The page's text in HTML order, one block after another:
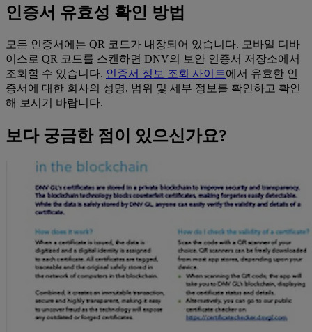
인증서 유효성 확인 방법
모든 인증서에는 QR 코드가 내장되어 있습니다. 모바일 디바
이스로 QR 코드를 스캔하면 DNV의 보안 인증서 저장소에서
조회할 수 있습니다. 인증서 정보 조회 사이트 에서 유효한 인
증서에 대한 회사의 성명, 범위 및 세부 정보를 확인하고 확인
해 보시기 바랍니다.
보다 궁금한 점이 있으신가요?